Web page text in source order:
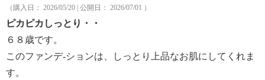
（購入日： 2026/05/20 | 公開日： 2026/07/01 ）
ピカピカしっとり・・
６８歳です。
このファンデ-ションは、しっとり上品なお肌にしてくれま
す。